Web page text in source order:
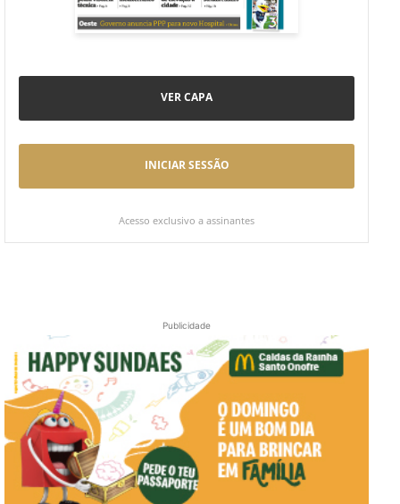
VER CAPA
INICIAR SESSÃO
Acesso exclusivo a assinantes
Publicidade